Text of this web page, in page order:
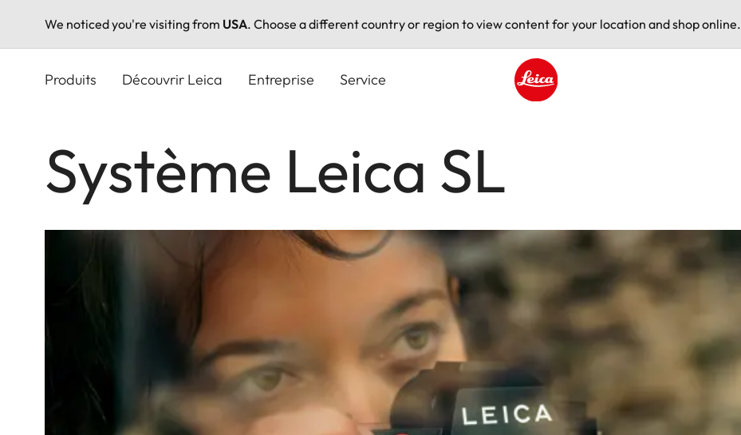
We noticed you're visiting from USA. Choose a different country or region to view content for your location and shop online.
Produits Découvrir Leica Entreprise Service
Système Leica SL